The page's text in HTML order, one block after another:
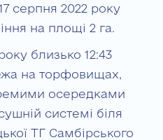
серпня 2022 року
на площі 2 га.
близько 12:43
на торфовищах,
осередками
системі біля
ТГ Самбірського